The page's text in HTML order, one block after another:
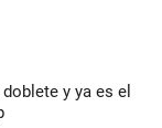
y ya es el